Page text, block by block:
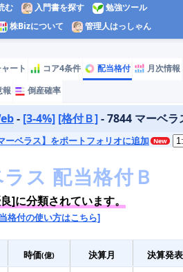
む 入門書を探す
勉強ツール
株Bizについて 管理人はっしゃん
ート コア4条件 配当格付
月次情報
報 倒産確率
- [3-4%] [格付Ｂ]- 7844 マーベラ
ーベラス】をポートフォリオに追加
]に分類されています。
格付の使い方はこちら]
時価(億) 決算月 決算発表